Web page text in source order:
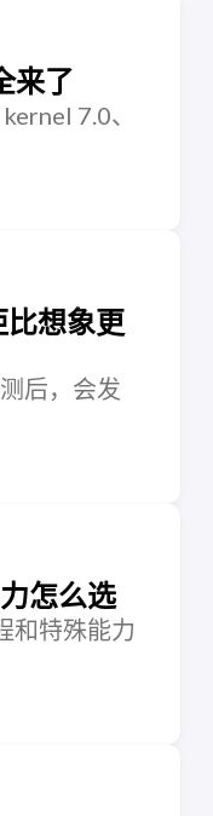
来了
7.0、
比想象更
后，会发
怎么选
和特殊能力